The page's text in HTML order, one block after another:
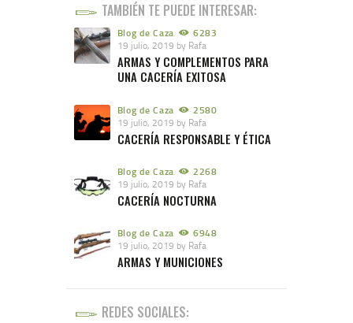
TAMBIÉN TE PUEDE INTERESAR:
Blog de Caza
6283
19 julio, 2019 by Rafa
ARMAS Y COMPLEMENTOS PARA
UNA CACERÍA EXITOSA
Blog de Caza
2580
19 julio, 2019 by Rafa
CACERÍA RESPONSABLE Y ÉTICA
Blog de Caza
2268
19 julio, 2019 by Rafa
CACERÍA NOCTURNA
Blog de Caza
6948
19 julio, 2019 by Rafa
ARMAS Y MUNICIONES
REDES SOCIALES: